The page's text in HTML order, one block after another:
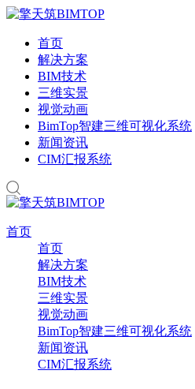
首页
解决方案
BIM技术
三维实景
视觉动画
BimTop智建三维可视化系统
新闻资讯
CIM汇报系统
首页
首页
解决方案
BIM技术
三维实景
视觉动画
BimTop智建三维可视化系统
新闻资讯
CIM汇报系统